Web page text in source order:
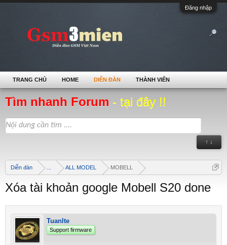
Đăng nhập
Tìm nhanh Forum - tại đây !!
↑ ↓
Diễn đàn ALL MODEL MOBELL
Xóa tài khoản google Mobell S20 done
Tuanlte
Support firmware
TRANG CHỦ HOME DIỄN ĐÀN THÀNH VIÊN